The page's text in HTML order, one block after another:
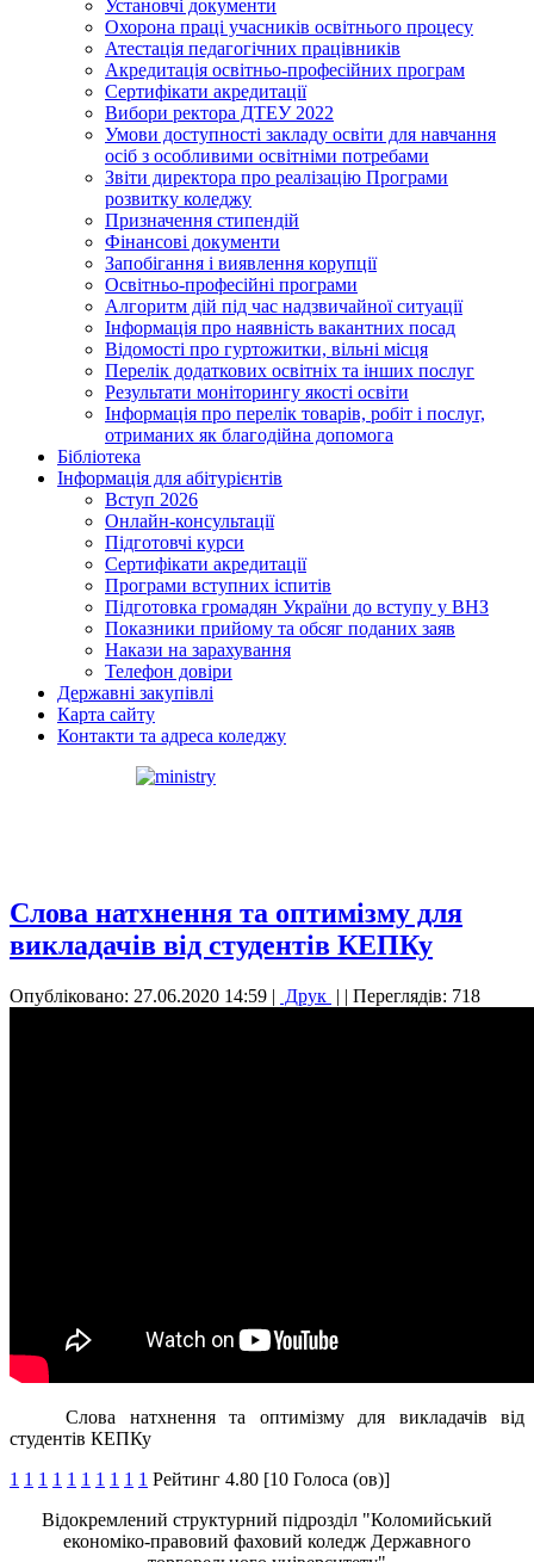
Установчі документи
Охорона праці учасників освітнього процесу
Атестація педагогічних працівників
Акредитація освітньо-професійних програм
Сертифікати акредитації
Вибори ректора ДТЕУ 2022
Умови доступності закладу освіти для навчання
осіб з особливими освітніми потребами
Звіти директора про реалізацію Програми
розвитку коледжу
Призначення стипендій
Фінансові документи
Запобігання і виявлення корупції
Освітньо-професійні програми
Алгоритм дій під час надзвичайної ситуації
Інформація про наявність вакантних посад
Відомості про гуртожитки, вільні місця
Перелік додаткових освітніх та інших послуг
Результати моніторингу якості освіти
Інформація про перелік товарів, робіт і послуг,
отриманих як благодійна допомога
Бібліотека
Інформація для абітурієнтів
Вступ 2026
Онлайн-консультації
Підготовчі курси
Сертифікати акредитації
Програми вступних іспитів
Підготовка громадян України до вступу у ВНЗ
Показники прийому та обсяг поданих заяв
Накази на зарахування
Телефон довіри
Державні закупівлі
Карта сайту
Контакти та адреса коледжу
Слова натхнення та оптимізму для
викладачів від студентів КЕПКу
Опубліковано: 27.06.2020 14:59 | Друк | | Переглядів: 718
Слова натхнення та оптимізму для викладачів від
студентів КЕПКу
1 1 1 1 1 1 1 1 1 1 Рейтинг 4.80 [10 Голоса (ов)]
Відокремлений структурний підрозділ "Коломийський
економіко-правовий фаховий коледж Державного